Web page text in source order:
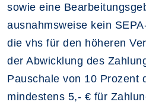
sowie eine
ausnahmsweise kein
die vhs für den höheren
der Abwicklung des
Pauschale von 10 Prozent
mindestens 5,- € für